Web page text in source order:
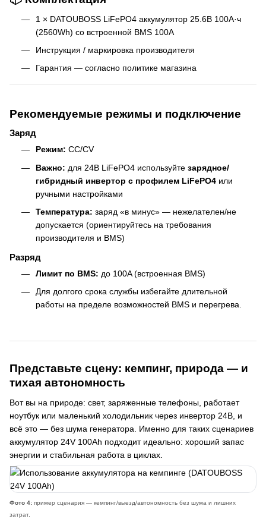
1 × DATOUBOSS LiFePO4 аккумулятор 25.6В 100А·ч
(2560Wh) со встроенной BMS 100A
Инструкция / маркировка производителя
Гарантия — согласно политике магазина
Рекомендуемые режимы и подключение
Заряд
Режим: CC/CV
Важно: для 24В LiFePO4 используйте зарядное/
гибридный инвертор с профилем LiFePO4 или
ручными настройками
Температура: заряд «в минус» — нежелателен/не
допускается (ориентируйтесь на требования
производителя и BMS)
Разряд
Лимит по BMS: до 100A (встроенная BMS)
Для долгого срока службы избегайте длительной
работы на пределе возможностей BMS и перегрева.
Представьте сцену: кемпинг, природа — и
тихая автономность
Вот вы на природе: свет, заряженные телефоны, работает
ноутбук или маленький холодильник через инвертор 24В, и
всё это — без шума генератора. Именно для таких сценариев
аккумулятор 24V 100Ah подходит идеально: хороший запас
энергии и стабильная работа в циклах.
Фото 4: пример сценария — кемпинг/выезд/автономность без шума и лишних
затрат.